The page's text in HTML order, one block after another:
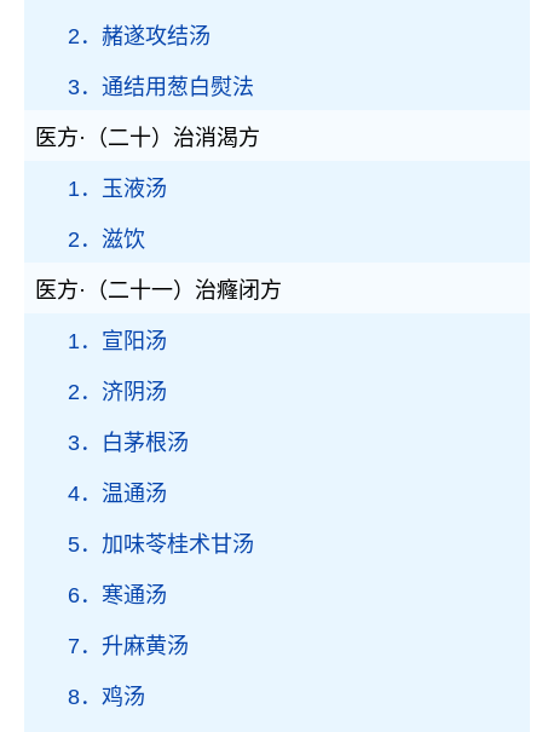
2．赭遂攻结汤
3．通结用葱白熨法
医方·（二十）治消渴方
1．玉液汤
2．滋饮
医方·（二十一）治癃闭方
1．宣阳汤
2．济阴汤
3．白茅根汤
4．温通汤
5．加味苓桂术甘汤
6．寒通汤
7．升麻黄汤
8．鸡汤